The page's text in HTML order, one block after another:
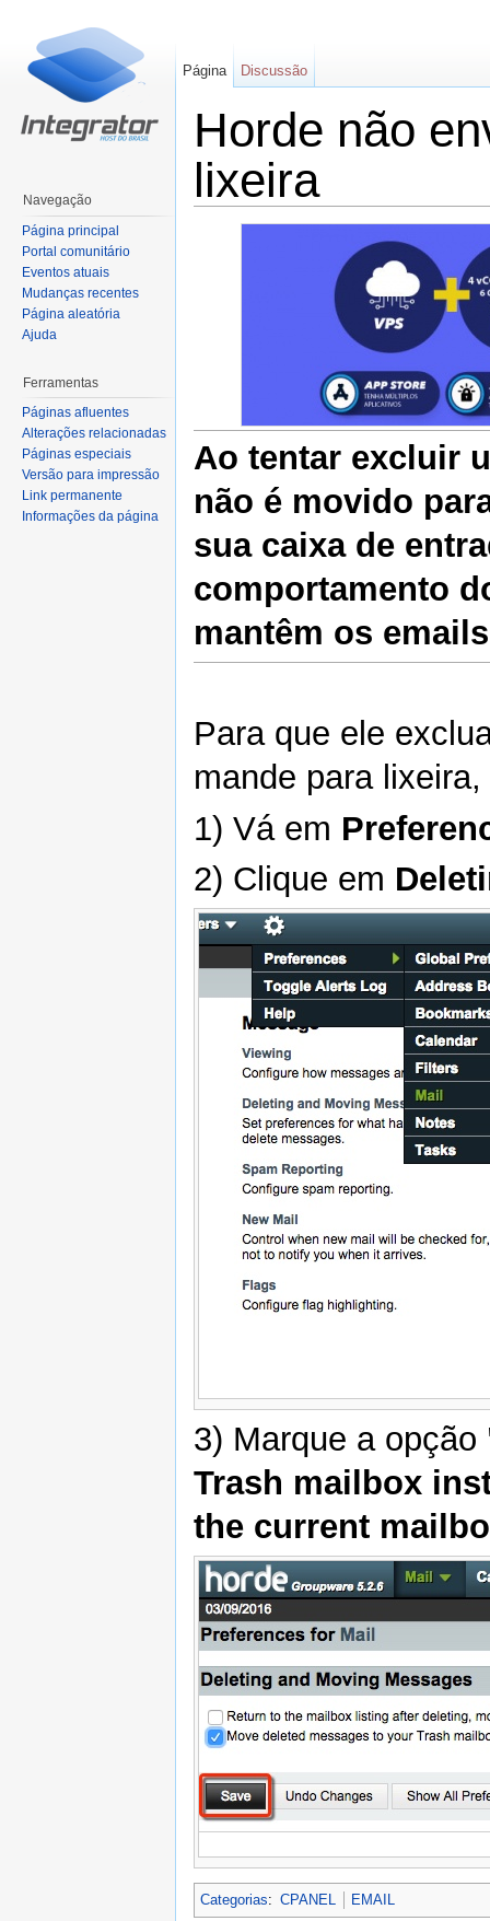
Horde não
lixeira
Ao tentar excluir
não é movido
sua caixa de
comportamento
mantêm os
Para que ele
mande para
1) Vá em
2) Clique em
3) Marque a opção
Trash mailbox
the current
Categorias: CPANEL EMAIL
Página Discussão
Navegação
Página principal
Portal comunitário
Eventos atuais
Mudanças recentes
Página aleatória
Ajuda
Ferramentas
Páginas afluentes
Alterações relacionadas
Páginas especiais
Versão para impressão
Link permanente
Informações da página